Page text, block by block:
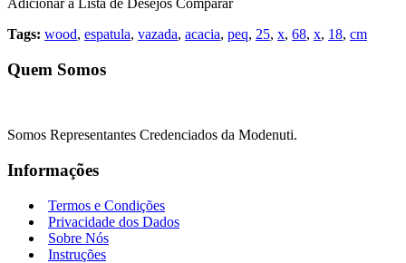
Tags: wood, espatula, vazada, acacia, peq, 25, x, 68, x, 18, cm
Quem Somos
Somos Representantes Credenciados da Modenuti.
Informações
Termos e Condições
Privacidade dos Dados
Sobre Nós
Instruções